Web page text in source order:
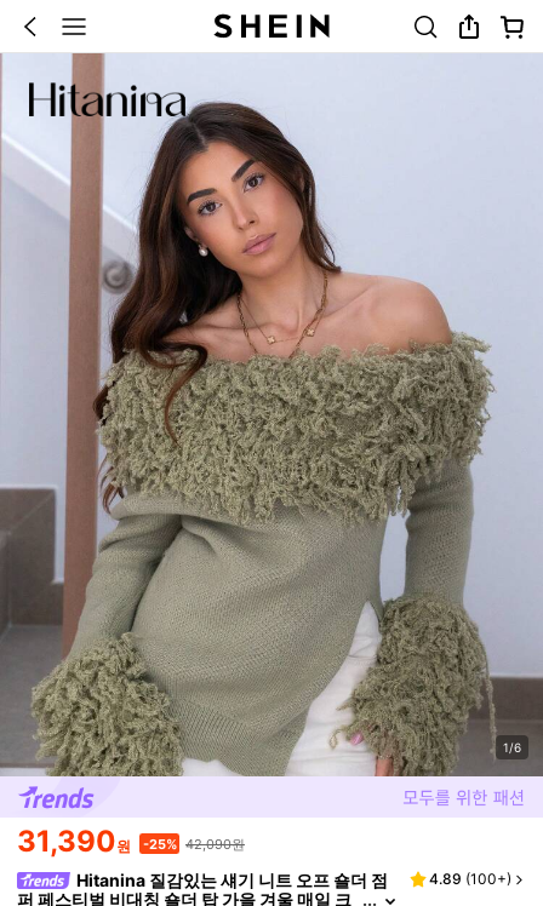
1/6
31,390원 -25% 42,090원
Hitanina 질감있는 섀기 니트 오프 숄더 점
퍼 페스티벌 비대칭 숄더 탑 가을 겨울 매일 크
4.89 (100+)